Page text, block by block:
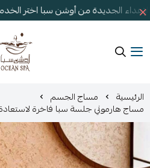
الجديدة من أوشن سبا اختر
أوشن سبا
الرئيسية مساج الجسم
مساج هارموني جلسة سبا فاخرة لاستعادة